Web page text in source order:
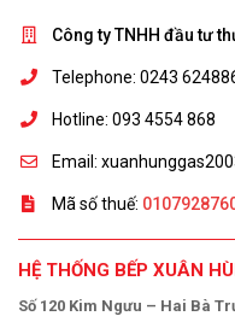
Công ty TNHH đầu tư
Telephone: 0243
Hotline: 093 4554 868
Email:
Mã số thuế:
HỆ THỐNG BẾP XUÂN
Số 120 Kim Ngưu – Hai Bà